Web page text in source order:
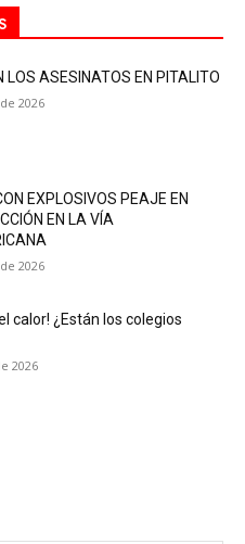
LOS ASESINATOS EN PITALITO
2026
EXPLOSIVOS PEAJE EN
EN LA VÍA
2026
calor! ¿Están los colegios
2026